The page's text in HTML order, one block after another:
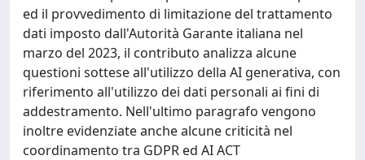
ed il provvedimento di limitazione del trattamento
dati imposto dall'Autorità Garante italiana nel
marzo del 2023, il contributo analizza alcune
questioni sottese all'utilizzo della AI generativa, con
riferimento all'utilizzo dei dati personali ai fini di
addestramento. Nell'ultimo paragrafo vengono
inoltre evidenziate anche alcune criticità nel
coordinamento tra GDPR ed AI ACT